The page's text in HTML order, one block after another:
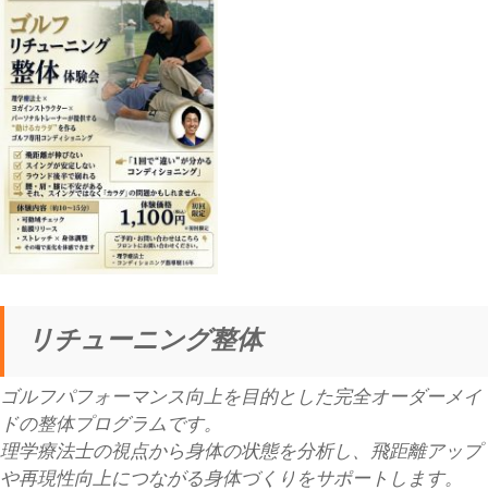
リチューニング整体
ゴルフパフォーマンス向上を目的とした完全オーダーメイ
ドの整体プログラムです。
理学療法士の視点から身体の状態を分析し、飛距離アップ
や再現性向上につながる身体づくりをサポートします。